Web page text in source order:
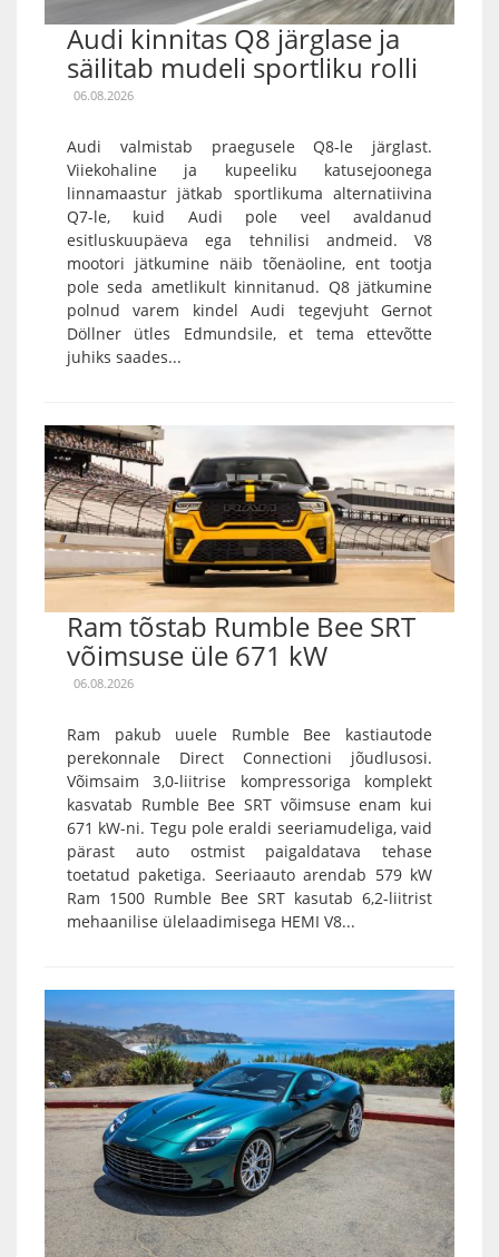
Audi kinnitas Q8 järglase ja
säilitab mudeli sportliku rolli
06.08.2026
Audi valmistab praegusele Q8-le järglast.
Viiekohaline ja kupeeliku katusejoonega
linnamaastur jätkab sportlikuma alternatiivina
Q7-le, kuid Audi pole veel avaldanud
esitluskuupäeva ega tehnilisi andmeid. V8
mootori jätkumine näib tõenäoline, ent tootja
pole seda ametlikult kinnitanud. Q8 jätkumine
polnud varem kindel Audi tegevjuht Gernot
Döllner ütles Edmundsile, et tema ettevõtte
juhiks saades...
Ram tõstab Rumble Bee SRT
võimsuse üle 671 kW
06.08.2026
Ram pakub uuele Rumble Bee kastiautode
perekonnale Direct Connectioni jõudlusosi.
Võimsaim 3,0-liitrise kompressoriga komplekt
kasvatab Rumble Bee SRT võimsuse enam kui
671 kW-ni. Tegu pole eraldi seeriamudeliga, vaid
pärast auto ostmist paigaldatava tehase
toetatud paketiga. Seeriaauto arendab 579 kW
Ram 1500 Rumble Bee SRT kasutab 6,2-liitrist
mehaanilise ülelaadimisega HEMI V8...